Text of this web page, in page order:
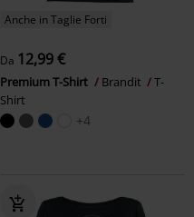
Anche in Taglie Forti
Da 12,99 €
Premium T-Shirt Brandit
T-
Shirt
+4